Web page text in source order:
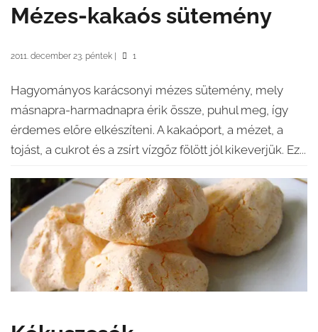
Mézes-kakaós sütemény
2011. december 23. péntek 1
Hagyományos karácsonyi mézes sütemény, mely
másnapra-harmadnapra érik össze, puhul meg, így
érdemes előre elkészíteni. A kakaóport, a mézet, a
tojást, a cukrot és a zsírt vízgőz fölött jól kikeverjük. Ez...